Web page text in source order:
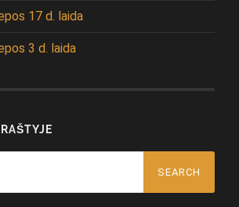
17 d. laida
3 d. laida